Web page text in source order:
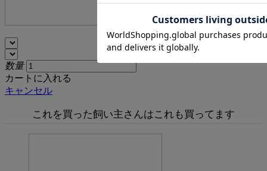
数量
カートに入れる
キャンセル
これを買った飼い主さんはこれも買ってます